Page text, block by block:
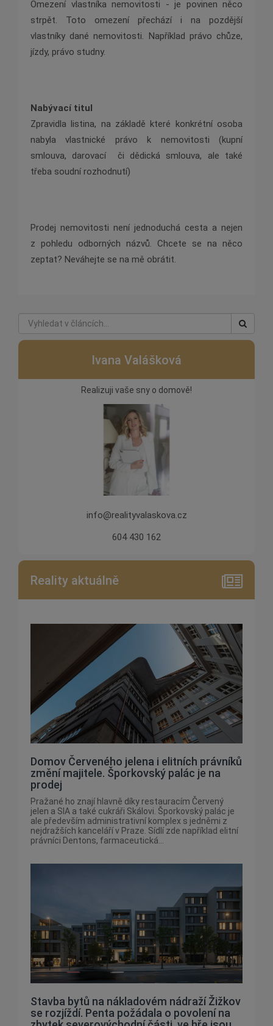
Omezení vlastníka nemovitosti - je povinen něco
strpět. Toto omezení přechází i na pozdější
vlastníky dané nemovitosti. Například právo chůze,
jízdy, právo studny.
Nabývací titul
Zpravidla listina, na základě které konkrétní osoba
nabyla vlastnické právo k nemovitosti (kupní
smlouva, darovací
či dědická smlouva, ale také
třeba soudní rozhodnutí)
Prodej nemovitosti není jednoduchá cesta a nejen
z pohledu odborných názvů. Chcete se na něco
zeptat? Neváhejte se na mě obrátit.
Ivana Valášková
Realizuji vaše sny o domově!
info@realityvalaskova.cz
604 430 162
Reality aktuálně
Domov Červeného jelena i elitních právníků
změní majitele. Šporkovský palác je na
prodej
Pražané ho znají hlavně díky restauracím Červený
jelen a SIA a také cukráři Skálovi. Šporkovský palác je
ale především administrativní komplex s jedněmi z
nejdražších kanceláří v Praze. Sídlí zde například elitní
právníci Dentons, farmaceutická...
Stavba bytů na nákladovém nádraží Žižkov
se rozjíždí. Penta požádala o povolení na